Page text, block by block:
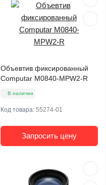
Объевтив фиксированный
Computar M0840-MPW2-R
В наличии
Код товара: 55274-01
Запросить цену